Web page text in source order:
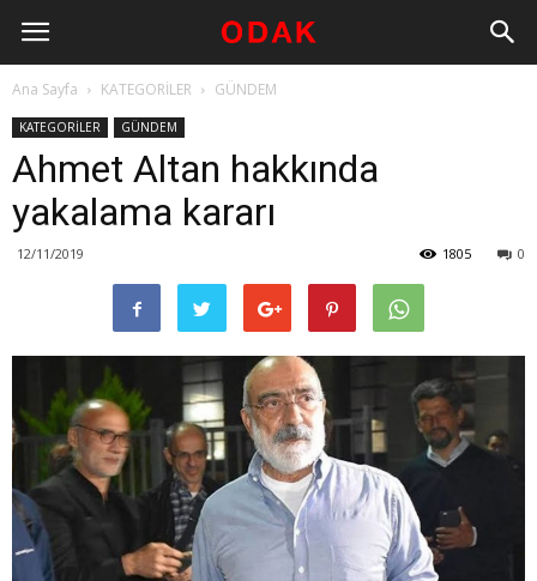
Ana Sayfa KATEGORİLER GÜNDEM
KATEGORİLER GÜNDEM
Ahmet Altan hakkında
yakalama kararı
12/11/2019 0
1805